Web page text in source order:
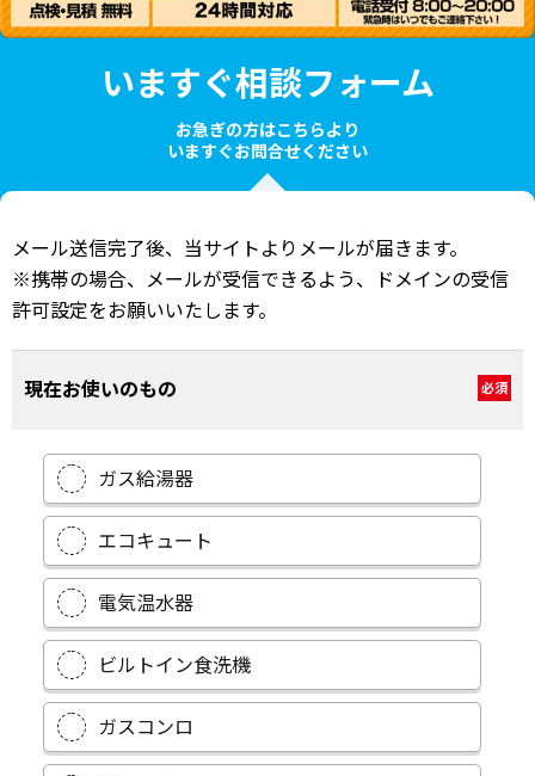
いますぐ相談フォーム
お急ぎの方はこちらより
いますぐお問合せください
メール送信完了後、当サイトよりメールが届きます。
※携帯の場合、メールが受信できるよう、ドメインの受信
許可設定をお願いいたします。
現在お使いのもの 必須
ガス給湯器
エコキュート
電気温水器
ビルトイン食洗機
ガスコンロ